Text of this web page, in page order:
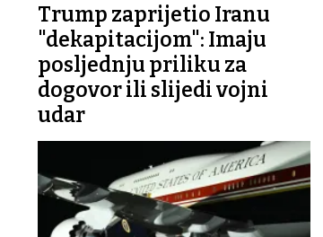
Trump zaprijetio Iranu
"dekapitacijom": Imaju
posljednju priliku za
dogovor ili slijedi vojni
udar